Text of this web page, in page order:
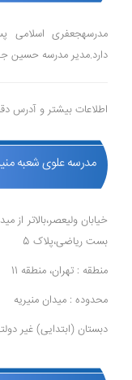
دارد.مدیر مدرسه حسین
اطلاعات بیشتر و آدرس
مدرسه علوی شعبه
خیابان ولیعصر،بالاتر
بست ریاضی،پلاک 5
منطقه : تهران، منطقه 11
محدوده : میدان منیریه
دبستان (ابتدایی) غیر